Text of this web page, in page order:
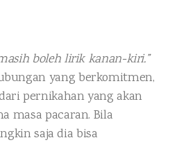
boleh lirik kanan-kiri.”
yang berkomitmen,
pernikahan yang akan
masa pacaran. Bila
saja dia bisa